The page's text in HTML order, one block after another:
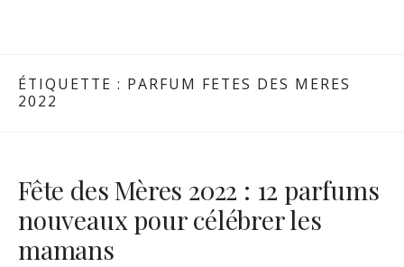
ÉTIQUETTE : PARFUM FETES DES MERES
2022
Fête des Mères 2022 : 12 parfums
nouveaux pour célébrer les
mamans